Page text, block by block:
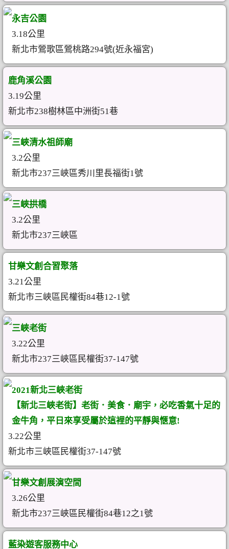
永吉公園
3.18公里
新北市鶯歌區鶯桃路294號(近永福宮)
鹿角溪公園
3.19公里
新北市238樹林區中洲街51巷
三峽清水祖師廟
3.2公里
新北市237三峽區秀川里長福街1號
三峽拱橋
3.2公里
新北市237三峽區
甘樂文創合習聚落
3.21公里
新北市三峽區民權街84巷12-1號
三峽老街
3.22公里
新北市237三峽區民權街37-147號
2021新北三峽老街
【新北三峽老街】老街．美食．廟宇，必吃香氣十足的
金牛角，平日來享受屬於這裡的平靜與愜意!
3.22公里
新北市三峽區民權街37-147號
甘樂文創展演空間
3.26公里
新北市237三峽區民權街84巷12之1號
藍染遊客服務中心